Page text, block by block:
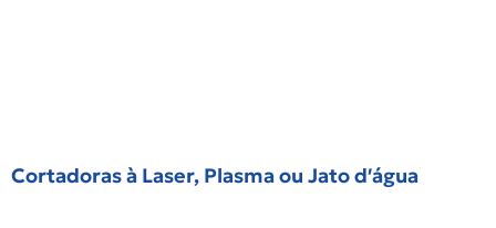
Cortadoras à Laser, Plasma ou Jato d′água